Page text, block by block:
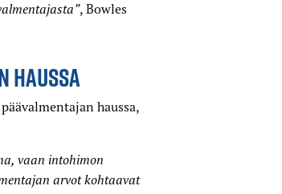
, Bowles
HAUSSA
haussa,
vaan intohimon
arvot kohtaavat